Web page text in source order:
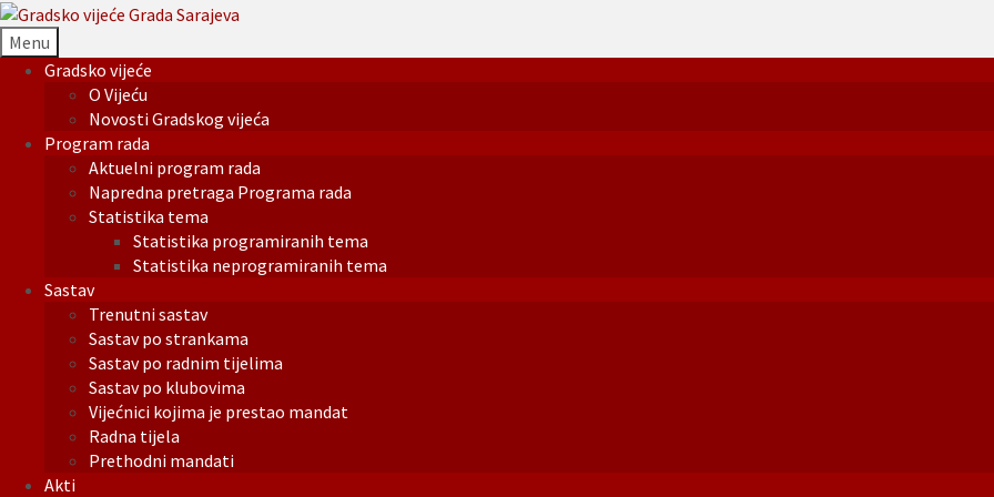
Menu
Gradsko vijeće
O Vijeću
Novosti Gradskog vijeća
Program rada
Aktuelni program rada
Napredna pretraga Programa rada
Statistika tema
Statistika programiranih tema
Statistika neprogramiranih tema
Sastav
Trenutni sastav
Sastav po strankama
Sastav po radnim tijelima
Sastav po klubovima
Vijećnici kojima je prestao mandat
Radna tijela
Prethodni mandati
Akti